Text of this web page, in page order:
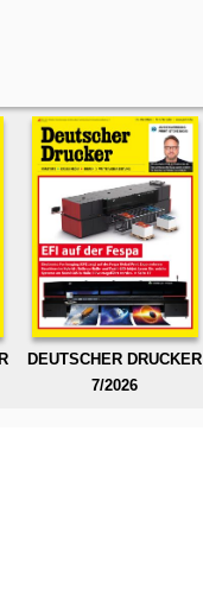
DEUTSCHER DRUCKER
7/2026